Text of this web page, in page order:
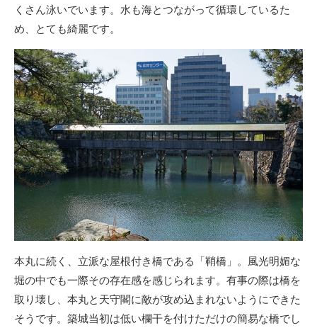
くさん泳いでいます。水も海とつながって循環しているた
め、とても綺麗です。
本丸に続く、立派な屋根付き橋である「鞘橋」。風光明媚な
堀の中でも一際その存在感を感じられます。有事の際は橋を
取り壊し、本丸と天守閣に敵が攻め込まれないようにできた
そうです。築城当初は低い欄干を付けただけの簡易な橋でし